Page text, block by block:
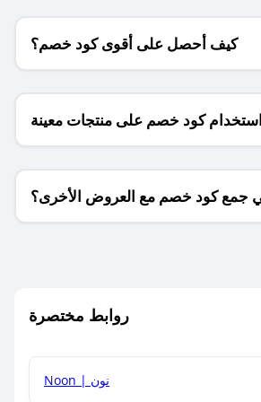
كيف أحصل على أقوى كود خصم؟
كود خصم على منتجات معينة
فقط؟
جمع كود خصم مع العروض الأخرى؟
روابط مختصرة
Noon | نون